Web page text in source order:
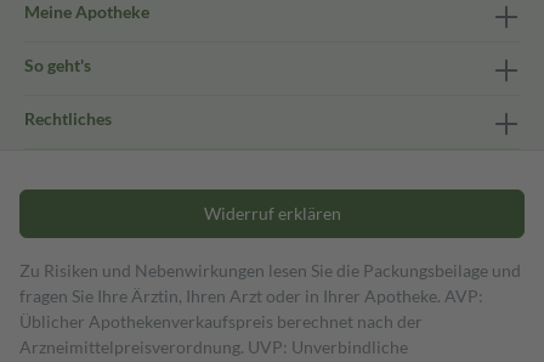
Meine Apotheke
So geht's
Rechtliches
Widerruf erklären
Zu Risiken und Nebenwirkungen lesen Sie die Packungsbeilage und
fragen Sie Ihre Ärztin, Ihren Arzt oder in Ihrer Apotheke. AVP:
Üblicher Apothekenverkaufspreis berechnet nach der
Arzneimittelpreisverordnung. UVP: Unverbindliche